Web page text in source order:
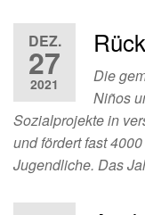
DEZ.
27
2021
Die
Niños
Sozialprojekte in
und fördert fast
Jugendliche. Das